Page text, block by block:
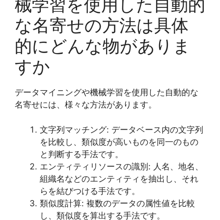
械学習を使用した自動的
な名寄せの方法は具体
的にどんな物がありま
すか
データマイニングや機械学習を使用した自動的な
名寄せには、様々な方法があります。
文字列マッチング: データベース内の文字列
を比較し、類似度が高いものを同一のもの
と判断する手法です。
エンティティリソースの識別: 人名、地名、
組織名などのエンティティを抽出し、それ
らを結びつける手法です。
類似度計算: 複数のデータの属性値を比較
し、類似度を算出する手法です。